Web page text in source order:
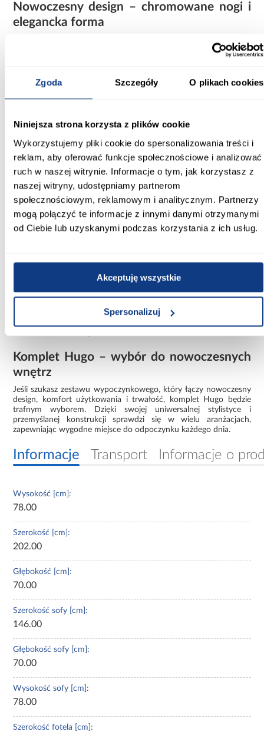
Zgoda Szczegóły O plikach cookies
Niniejsza strona korzysta z plików cookie
Wykorzystujemy pliki cookie do spersonalizowania treści i
reklam, aby oferować funkcje społecznościowe i analizować
ruch w naszej witrynie. Informacje o tym, jak korzystasz z
naszej witryny, udostępniamy partnerom
społecznościowym, reklamowym i analitycznym. Partnerzy
mogą połączyć te informacje z innymi danymi otrzymanymi
od Ciebie lub uzyskanymi podczas korzystania z ich usług.
Akceptuję wszystkie
Spersonalizuj
Nowoczesny design – chromowane nogi i
elegancka forma
wpisuje się w aktualne trendy wnętrzarskie. Chromowane nogi
dodają lekkości całej konstrukcji i podkreślają nowoczesny
nie przytłaczają przestrzeni.
Minimalistyczna forma sprawia, że komplet doskonale komponuje
wybór dla osób ceniących estetykę i spójność wystroju.
Komplet wypoczynkowy bez funkcji spania
– idealny do salonu
Zestaw Hugo został zaprojektowany jako klasyczny komplet
wypoczynkowy bez funkcji spania i bez schowka na pościel.
Dzięki temu konstrukcja mebli jest lżejsza, a ich forma bardziej
To doskonałe rozwiązanie do salonów, w których priorytetem jest
Montaż i dodatkowe informacje
transport i wniesienie mebli do mieszkania. Całkowita waga
Komplet Hugo – wybór do nowoczesnych
wnętrz
Jeśli szukasz zestawu wypoczynkowego, który łączy nowoczesny
design, komfort użytkowania i trwałość, komplet Hugo będzie
trafnym wyborem. Dzięki swojej uniwersalnej stylistyce i
przemyślanej konstrukcji sprawdzi się w wielu aranżacjach,
zapewniając wygodne miejsce do odpoczynku każdego dnia.
Informacje Transport Informacje o
Wysokość [cm]:
78.00
Szerokość [cm]:
202.00
Głębokość [cm]:
70.00
Szerokość sofy [cm]:
146.00
Głębokość sofy [cm]:
70.00
Wysokość sofy [cm]:
78.00
Szerokość fotela [cm]: